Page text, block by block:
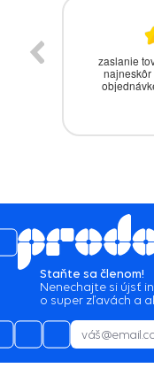
zaslanie
Staňte sa členom!
Nenechajte si újsť
o super zľavách a